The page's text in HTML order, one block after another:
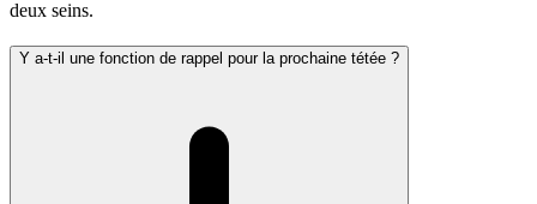
deux seins.
Y a-t-il une fonction de rappel pour la prochaine tétée ?